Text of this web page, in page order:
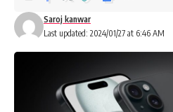
Last updated: 2024/01/27 at 6:46 AM
Saroj kanwar